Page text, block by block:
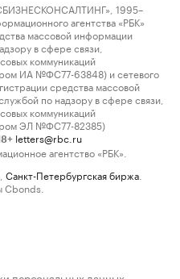
1995–
агентства «РБК»
массовой информации
в сфере связи,
коммуникаций
ИА №ФС77-63848) и сетевого
средства массовой
по надзору в сфере связи,
коммуникаций
ЭЛ №ФС77-82385)
letters@rbc.ru
агентство «РБК».
Санкт-Петербургская биржа
Cbonds.